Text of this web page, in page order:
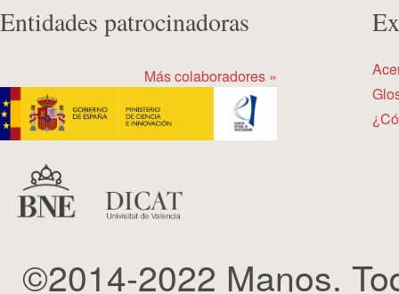
Entidades patrocinadoras
Más colaboradores »
©2014-2022 Manos.